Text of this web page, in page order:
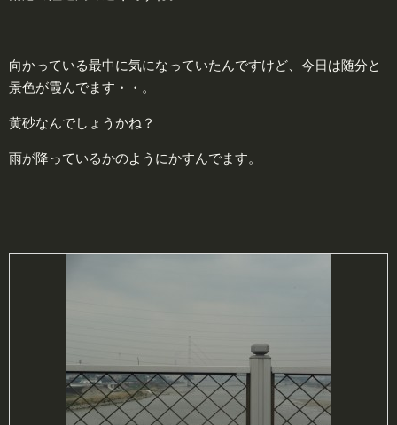
向かっている最中に気になっていたんですけど、今日は随分と
景色が霞んでます・・。
黄砂なんでしょうかね？
雨が降っているかのようにかすんでます。